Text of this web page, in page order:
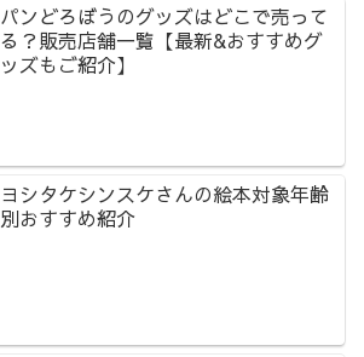
パンどろぼうのグッズはどこで売って
る？販売店舗一覧【最新&おすすめグ
ッズもご紹介】
ヨシタケシンスケさんの絵本対象年齢
別おすすめ紹介